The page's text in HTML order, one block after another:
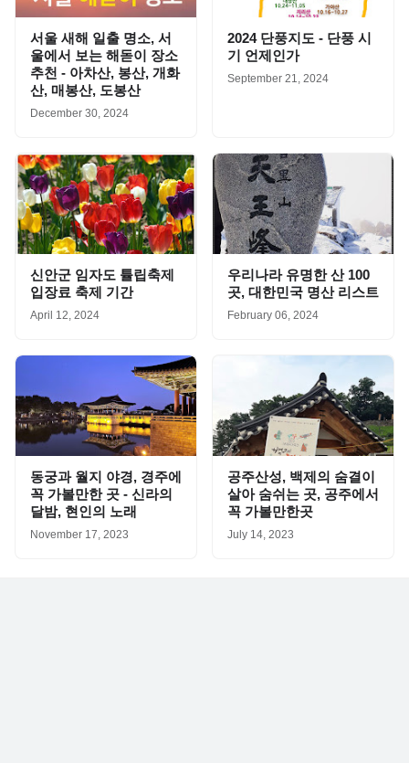
서울 새해 일출 명소, 서
울에서 보는 해돋이 장소
추천 - 아차산, 봉산, 개화
산, 매봉산, 도봉산
December 30, 2024
2024 단풍지도 - 단풍 시
기 언제인가
September 21, 2024
신안군 임자도 튤립축제
입장료 축제 기간
April 12, 2024
우리나라 유명한 산 100
곳, 대한민국 명산 리스트
February 06, 2024
동궁과 월지 야경, 경주에
꼭 가볼만한 곳 - 신라의
달밤, 현인의 노래
November 17, 2023
공주산성, 백제의 숨결이
살아 숨쉬는 곳, 공주에서
꼭 가볼만한곳
July 14, 2023